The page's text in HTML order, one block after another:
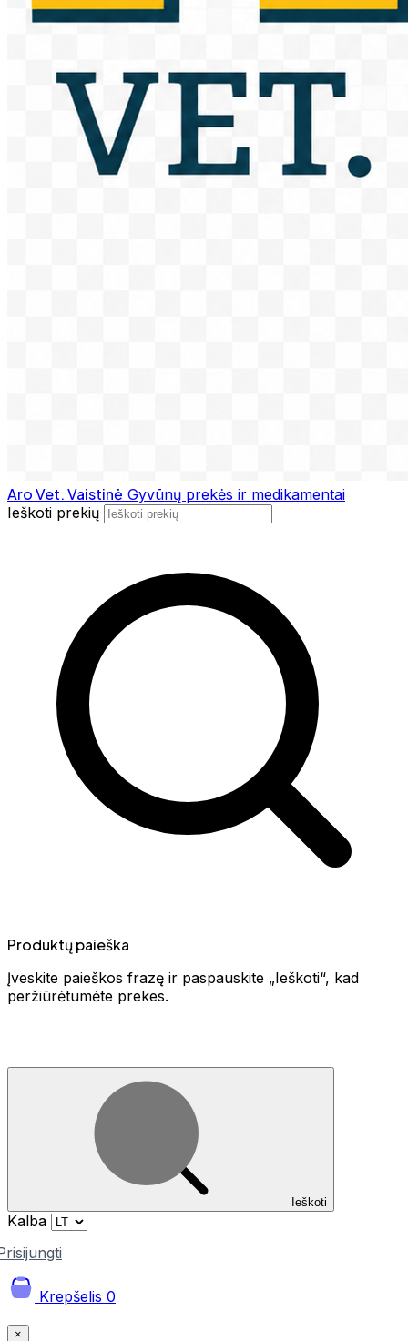
Aro Vet. Vaistinė Gyvūnų prekės ir medikamentai
Ieškoti prekių
Produktų paieška
Įveskite paieškos frazę ir paspauskite „Ieškoti“, kad
peržiūrėtumėte prekes.
Ieškoti
Kalba
Krepšelis 0
×